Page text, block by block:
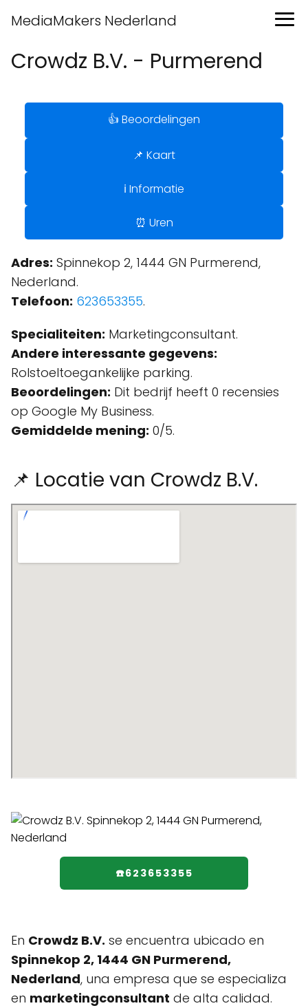
MediaMakers Nederland
Crowdz B.V. - Purmerend
👍 Beoordelingen
📌 Kaart
ℹ️ Informatie
⏰ Uren
Adres: Spinnekop 2, 1444 GN Purmerend,
Nederland.
Telefoon: 623653355.
Specialiteiten: Marketingconsultant.
Andere interessante gegevens:
Rolstoeltoegankelijke parking.
Beoordelingen: Dit bedrijf heeft 0 recensies
op Google My Business.
Gemiddelde mening: 0/5.
📌 Locatie van Crowdz B.V.
☎️623653355
En Crowdz B.V. se encuentra ubicado en
Spinnekop 2, 1444 GN Purmerend,
Nederland, una empresa que se especializa
en marketingconsultant de alta calidad.